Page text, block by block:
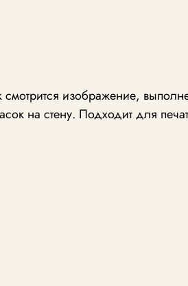
изображение,
на стену. Подходит для